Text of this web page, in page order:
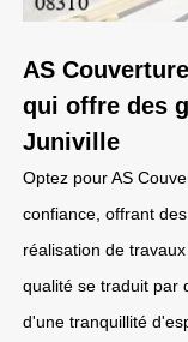
AS
qui offre des
Juniville
Optez pour AS
confiance, offrant
réalisation de
qualité se traduit par
d'une tranquillité